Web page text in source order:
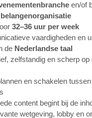
en/of
32–36 uur per week
vaardigheden en
de Nederlandse taal
zelfstandig en scherp op
en schakelen
content begint bij de
wetgeving, lobby en